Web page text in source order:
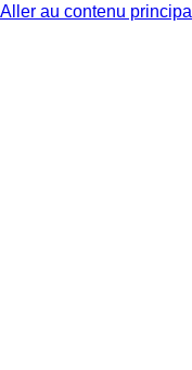
Aller au contenu principal